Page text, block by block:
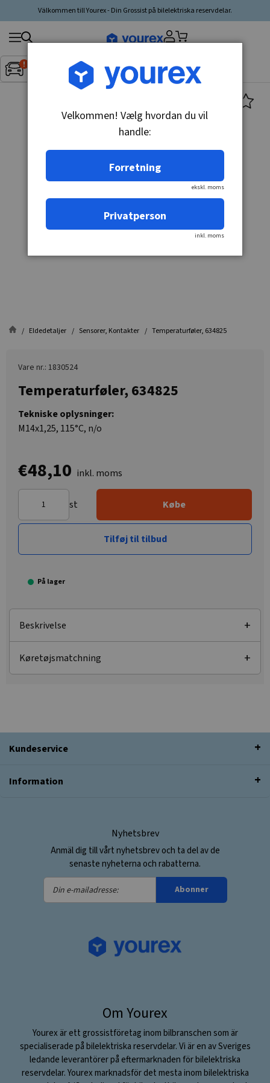
Välkommen till Yourex - Din Grossist på bilelektriska reservdelar.
Inget fordon valt▼
Søg
produkt,
producent,
Eldedetaljer Sensorer, Kontakter Temperaturføler, 634825
Vare nr.: 1830524
Temperaturføler, 634825
Tekniske oplysninger:
M14x1,25, 115°C, n/o
€48,10 inkl. moms
st Købe
Tilføj til tilbud
På lager
Beskrivelse
Køretøjsmatchning
Kundeservice
Information
Nyhetsbrev
Anmäl dig till vårt nyhetsbrev och ta del av de
senaste nyheterna och rabatterna.
Din
e-
Abonner
Om Yourex
Yourex är ett grossistföretag inom bilbranschen som är
specialiserade på bilelektriska reservdelar. Vi är en av Sveriges
ledande leverantörer på eftermarknaden för bilelektriska
reservdelar. Yourex marknadsför det mesta inom bilelektriska
Velkommen! Vælg hvordan du vil
handle:
Forretning
ekskl. moms
Privatperson
inkl. moms